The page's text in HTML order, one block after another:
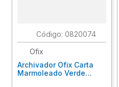
: 0820074
Ofix
Archivador Ofix Carta
Marmoleado Verde